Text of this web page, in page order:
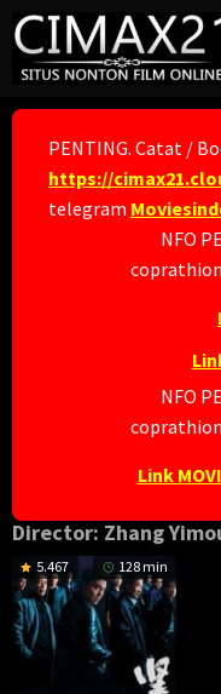
Skip
to
content
PENTING. Catat /
https://
telegram
NFO
NFO
Link
Director: Zhang
5.467 128 min